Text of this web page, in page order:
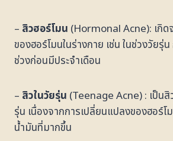
– สิวฮอร์โมน (Hormonal Acne): เกิด
ของฮอร์โมนในร่างกาย เช่น ในช่วงวัยรุ่
ช่วงก่อนมีประจำเดือน
– สิวในวัยรุ่น (Teenage Acne) : เป็น
รุ่น เนื่องจากการเปลี่ยนแปลงของฮอร์โ
น้ำมันที่มากขึ้น